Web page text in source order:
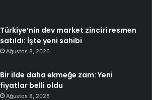
Türkiye’nin dev market zinciri resmen
satıldı: İşte yeni sahibi
Ağustos 8, 2026
Bir ilde daha ekmeğe zam: Yeni
fiyatlar belli oldu
Ağustos 8, 2026